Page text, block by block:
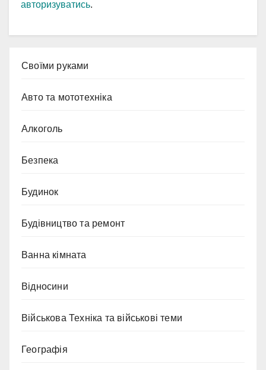
авторизуватись.
Cвоїми руками
Авто та мототехніка
Алкоголь
Безпека
Будинок
Будівництво та ремонт
Ванна кімната
Відносини
Військова Техніка та військові теми
Географія